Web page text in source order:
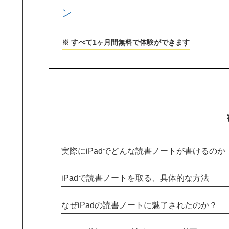
ン
※ すべて1ヶ月間無料で体験ができます
実際にiPadでどんな読書ノートが書けるのか
iPadで読書ノートを取る、具体的な方法
なぜiPadの読書ノートに魅了されたのか？